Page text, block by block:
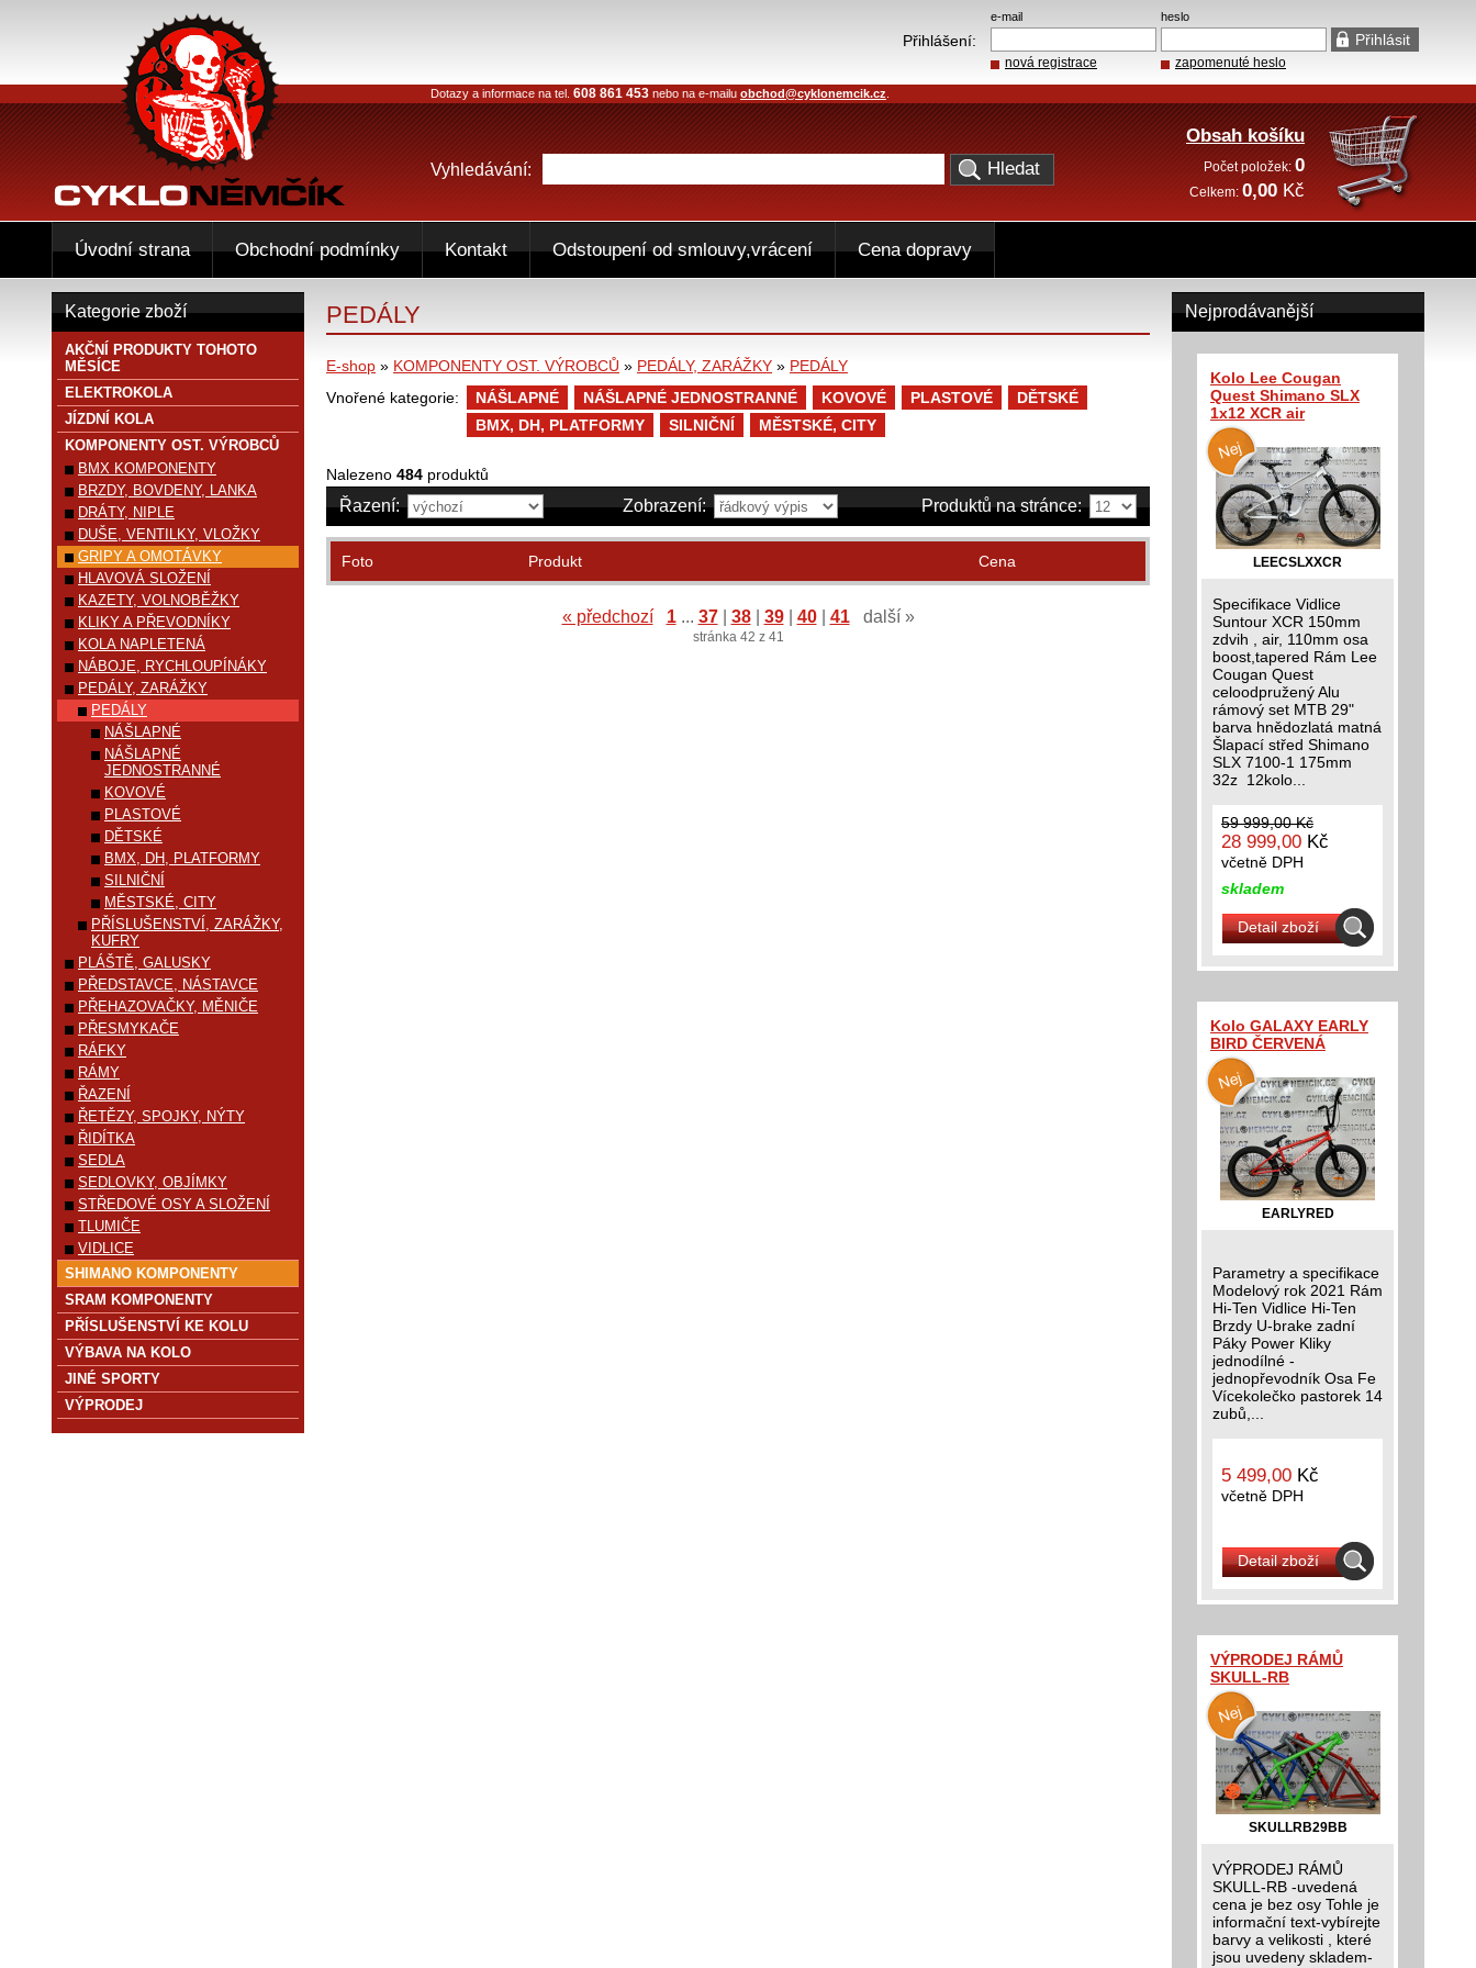
PEDÁLY
E-shop » KOMPONENTY OST. VÝROBCŮ » PEDÁLY, ZARÁŽKY » PEDÁLY
Vnořené kategorie:
NÁŠLAPNÉ NÁŠLAPNÉ JEDNOSTRANNÉ KOVOVÉ PLASTOVÉ
DĚTSKÉ
BMX, DH, PLATFORMY
SILNIČNÍ MĚSTSKÉ, CITY
Nalezeno 484 produktů
Řazení: Zobrazení: Produktů na stránce:
Foto Produkt Cena
« předchozí 1... 37| 38| 39| 40| 41další »
stránka 42 z 41
Nejprodávanější
Kolo Lee Cougan
Quest Shimano SLX
1x12 XCR air
LEECSLXXCR
Specifikace Vidlice
Suntour XCR 150mm
zdvih , air, 110mm osa
boost,tapered Rám Lee
Cougan Quest
celoodpružený Alu
rámový set MTB 29"
barva hnědozlatá matná
Šlapací střed Shimano
SLX 7100-1 175mm
32z 12kolo...
59 999,00 Kč
28 999,00 Kč
včetně DPH
skladem
Detail zboží
Kolo GALAXY EARLY
BIRD ČERVENÁ
EARLYRED
Parametry a specifikace
Modelový rok 2021 Rám
Hi-Ten Vidlice Hi-Ten
Brzdy U-brake zadní
Páky Power Kliky
jednodílné -
jednopřevodník Osa Fe
Vícekolečko pastorek 14
zubů,...
5 499,00 Kč
včetně DPH
Detail zboží
VÝPRODEJ RÁMŮ
SKULL-RB
SKULLRB29BB
VÝPRODEJ RÁMŮ
SKULL-RB -uvedená
cena je bez osy Tohle je
informační text-vybírejte
barvy a velikosti , které
jsou uvedeny skladem-
Kategorie zboží
AKČNÍ PRODUKTY TOHOTO
MĚSÍCE
ELEKTROKOLA
JÍZDNÍ KOLA
KOMPONENTY OST. VÝROBCŮ
BMX KOMPONENTY
BRZDY, BOVDENY, LANKA
DRÁTY, NIPLE
DUŠE, VENTILKY, VLOŽKY
GRIPY A OMOTÁVKY
HLAVOVÁ SLOŽENÍ
KAZETY, VOLNOBĚŽKY
KLIKY A PŘEVODNÍKY
KOLA NAPLETENÁ
NÁBOJE, RYCHLOUPÍNÁKY
PEDÁLY, ZARÁŽKY
PEDÁLY
NÁŠLAPNÉ
NÁŠLAPNÉ
JEDNOSTRANNÉ
KOVOVÉ
PLASTOVÉ
DĚTSKÉ
BMX, DH, PLATFORMY
SILNIČNÍ
MĚSTSKÉ, CITY
PŘÍSLUŠENSTVÍ, ZARÁŽKY,
KUFRY
PLÁŠTĚ, GALUSKY
PŘEDSTAVCE, NÁSTAVCE
PŘEHAZOVAČKY, MĚNIČE
PŘESMYKAČE
RÁFKY
RÁMY
ŘAZENÍ
ŘETĚZY, SPOJKY, NÝTY
ŘIDÍTKA
SEDLA
SEDLOVKY, OBJÍMKY
STŘEDOVÉ OSY A SLOŽENÍ
TLUMIČE
VIDLICE
SHIMANO KOMPONENTY
SRAM KOMPONENTY
PŘÍSLUŠENSTVÍ KE KOLU
VÝBAVA NA KOLO
JINÉ SPORTY
VÝPRODEJ
e-mail heslo
Přihlášení:
nová registrace zapomenuté heslo
Dotazy a informace na tel. 608 861 453 nebo na e-mailu obchod@cyklonemcik.cz
Vyhledávání:
Obsah košíku
Počet položek:0
Celkem: 0,00 Kč
Úvodní strana Obchodní podmínky Kontakt Odstoupení od smlouvy,vrácení Cena dopravy